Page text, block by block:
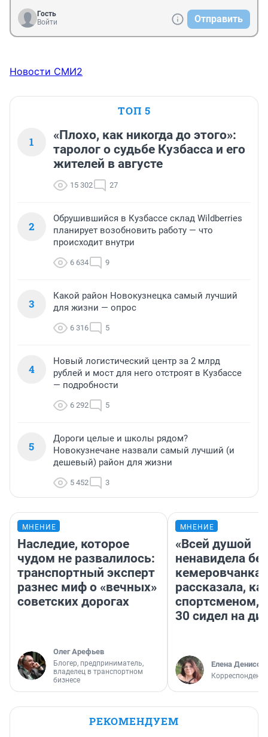
Гость
Войти
Отправить
Новости СМИ2
ТОП 5
1
«Плохо, как никогда до этого»:
таролог о судьбе Кузбасса и его
жителей в августе
15 302 27
2
Обрушившийся в Кузбассе склад Wildberries
планирует возобновить работу — что
происходит внутри
6 634 9
3
Какой район Новокузнецка самый лучший
для жизни — опрос
6 316 5
4
Новый логистический центр за 2 млрд
рублей и мост для него отстроят в Кузбассе
— подробности
6 292 5
5
Дороги целые и школы рядом?
Новокузнечане назвали самый лучший (и
дешевый) район для жизни
5 452 3
МНЕНИЕ
Наследие, которое
чудом не развалилось:
транспортный эксперт
разнес миф о «вечных»
советских дорогах
Олег Арефьев
Блогер, предприниматель,
владелец в транспортном
бизнесе
МНЕНИЕ
«Всей душой
ненавидела
кемеровчанка
рассказала,
спортсменом,
30 сидел на
Елена
Корреспондент
РЕКОМЕНДУЕМ